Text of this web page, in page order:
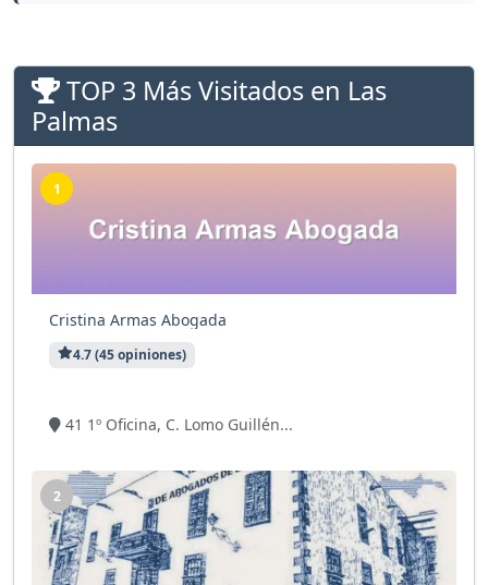
TOP 3 Más Visitados en Las
Palmas
1
Cristina Armas Abogada
4.7 (45 opiniones)
41 1º Oficina, C. Lomo Guillén...
2